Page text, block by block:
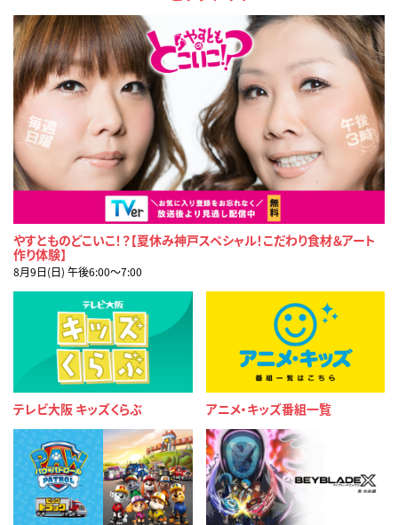
やすとものどこいこ！？【夏休み神戸スペシャル！こだわり食材＆アート
作り体験】
8月9日(日) 午後6:00〜7:00
テレビ大阪 キッズくらぶ アニメ・キッズ番組一覧